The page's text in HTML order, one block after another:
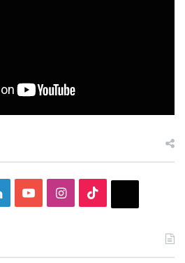
LinkedInYouTubeInstagram